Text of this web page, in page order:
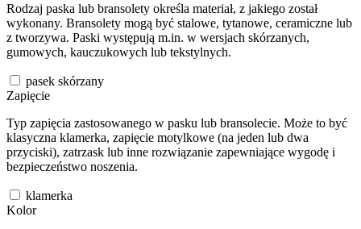
Rodzaj paska lub bransolety określa materiał, z jakiego został
wykonany. Bransolety mogą być stalowe, tytanowe, ceramiczne lub
z tworzywa. Paski występują m.in. w wersjach skórzanych,
gumowych, kauczukowych lub tekstylnych.
pasek skórzany
Zapięcie
Typ zapięcia zastosowanego w pasku lub bransolecie. Może to być
klasyczna klamerka, zapięcie motylkowe (na jeden lub dwa
przyciski), zatrzask lub inne rozwiązanie zapewniające wygodę i
bezpieczeństwo noszenia.
klamerka
Kolor